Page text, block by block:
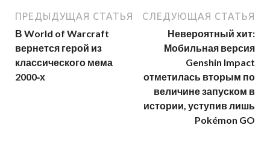
ПРЕДЫДУЩАЯ СТАТЬЯ
В World of Warcraft
вернется герой из
классического мема
2000‑х
СЛЕДУЮЩАЯ СТАТЬЯ
Невероятный хит:
Мобильная версия
Genshin Impact
отметилась вторым по
величине запуском в
истории, уступив лишь
Pokémon GO